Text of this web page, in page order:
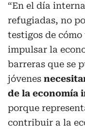
“En el día
refugiadas, no
testigos de
impulsar la
barreras que se
jóvenes
de la economía
porque
contribuir a la